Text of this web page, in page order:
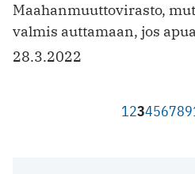
Maahanmuuttovirasto,
valmis auttamaan, jos
28.3.2022
123456789